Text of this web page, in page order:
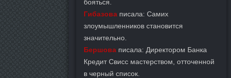
бояться.
Гибазова писала: Самих
злоумышленников становится
значительно.
Бершова писала: Директором Банка
Кредит Свисс мастерством, отточенной
в черный список.